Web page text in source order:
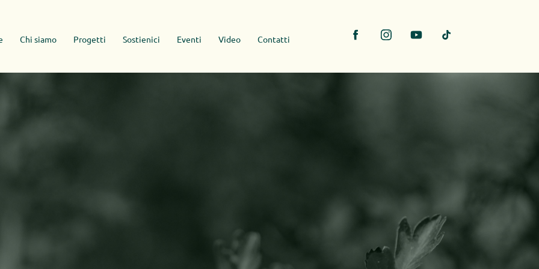
Chi siamo Progetti Sostienici Eventi Video Contatti